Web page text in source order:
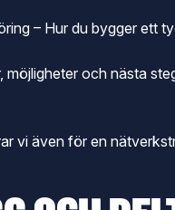
– Hur du bygger ett
och nästa
vi även för en